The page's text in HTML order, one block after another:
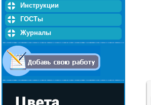
Инструкции
ГОСТы
Журналы